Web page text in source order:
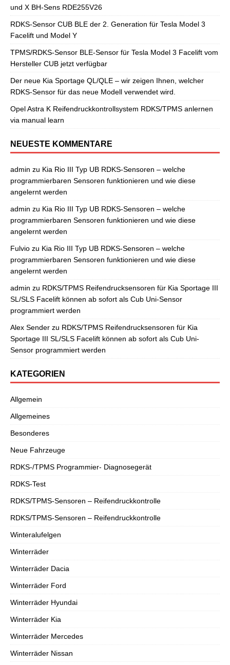
und X BH-Sens RDE255V26
RDKS-Sensor CUB BLE der 2. Generation für Tesla Model 3
Facelift und Model Y
TPMS/RDKS-Sensor BLE-Sensor für Tesla Model 3 Facelift vom
Hersteller CUB jetzt verfügbar
Der neue Kia Sportage QL/QLE – wir zeigen Ihnen, welcher
RDKS-Sensor für das neue Modell verwendet wird.
Opel Astra K Reifendruckkontrollsystem RDKS/TPMS anlernen
via manual learn
NEUESTE KOMMENTARE
admin zu Kia Rio III Typ UB RDKS-Sensoren – welche
programmierbaren Sensoren funktionieren und wie diese
angelernt werden
admin zu Kia Rio III Typ UB RDKS-Sensoren – welche
programmierbaren Sensoren funktionieren und wie diese
angelernt werden
Fulvio zu Kia Rio III Typ UB RDKS-Sensoren – welche
programmierbaren Sensoren funktionieren und wie diese
angelernt werden
admin zu RDKS/TPMS Reifendrucksensoren für Kia Sportage III
SL/SLS Facelift können ab sofort als Cub Uni-Sensor
programmiert werden
Alex Sender zu RDKS/TPMS Reifendrucksensoren für Kia
Sportage III SL/SLS Facelift können ab sofort als Cub Uni-
Sensor programmiert werden
KATEGORIEN
Allgemein
Allgemeines
Besonderes
Neue Fahrzeuge
RDKS-/TPMS Programmier- Diagnosegerät
RDKS-Test
RDKS/TPMS-Sensoren – Reifendruckkontrolle
RDKS/TPMS-Sensoren – Reifendruckkontrolle
Winteralufelgen
Winterräder
Winterräder Dacia
Winterräder Ford
Winterräder Hyundai
Winterräder Kia
Winterräder Mercedes
Winterräder Nissan